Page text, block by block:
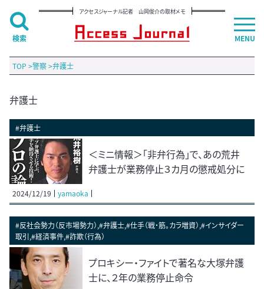
アクセスジャーナル記者 山岡俊介の取材メモ
TOP >警察>弁護士
弁護士
#弁護士
＜ミニ情報＞「非弁行為」で、あの荒井
弁護士が業務停止３カ月の懲戒処分に
2024/12/19 yamaoka
#反社会勢力（反市場勢力）,#弁護士,#仕手（戦・筋。カラ増資）,#インサイダー
取引,#経済事件,#詐欺（行為）
プロキシー・ファイトで著名な大塚弁護
士に、２年の業務停止命令
MENU
検索